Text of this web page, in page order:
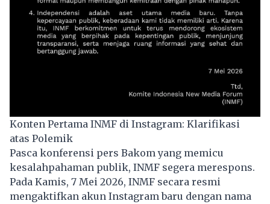
Konten Pertama INMF di Instagram: Klarifikasi
atas Polemik
Pasca konferensi pers Bakom yang memicu
kesalahpahaman publik, INMF segera merespons.
Pada Kamis, 7 Mei 2026, INMF secara resmi
mengaktifkan akun Instagram baru dengan nama